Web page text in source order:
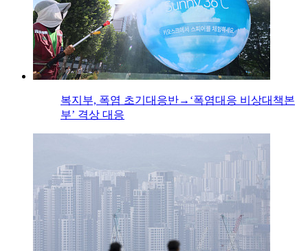
복지부, 폭염 초기대응반→‘폭염대응 비상대책본
부’ 격상 대응